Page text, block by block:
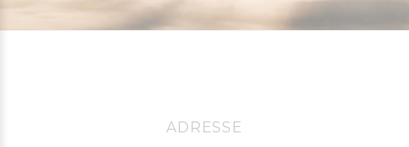
ADRESSE